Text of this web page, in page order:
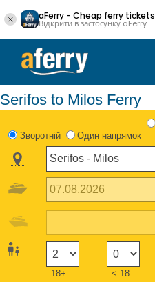
aFerry - Cheap ferry tickets
Відкрити в застосунку aFerry
Serifos to Milos Ferry
Зворотній Один напрямок
18+ < 18